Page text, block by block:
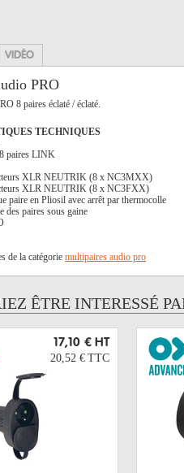
VIDÉO
PRO
8 paires éclaté / éclaté.
TECHNIQUES
paires LINK
XLR NEUTRIK (8 x NC3MXX)
XLR NEUTRIK (8 x NC3FXX)
paire en Pliosil avec arrêt par thermocolle
des paires sous gaine
de la catégorie multipaires audio pro
ÊTRE INTERESSÉ
17,10 € HT
20,52 € TTC